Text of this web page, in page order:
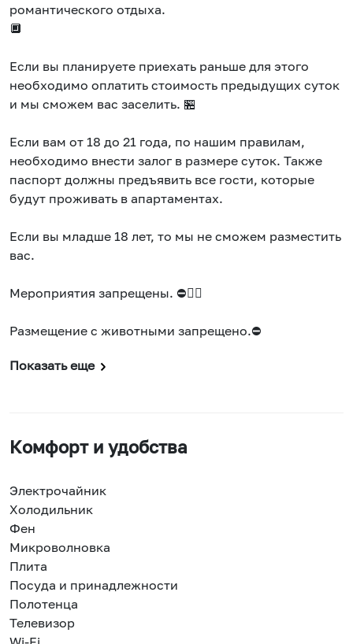
романтического отдыха.
🔲
Если вы планируете приехать раньше для этого
необходимо оплатить стоимость предыдущих суток
и мы сможем вас заселить. 🏪
Если вам от 18 до 21 года, по нашим правилам,
необходимо внести залог в размере суток. Также
паспорт должны предъявить все гости, которые
будут проживать в апартаментах.
Если вы младше 18 лет, то мы не сможем разместить
вас.
Мероприятия запрещены. ⛔🤸‍♂️
Размещение с животными запрещено.⛔
Показать еще
Комфорт и удобства
Электрочайник
Холодильник
Фен
Микроволновка
Плита
Посуда и принадлежности
Полотенца
Телевизор